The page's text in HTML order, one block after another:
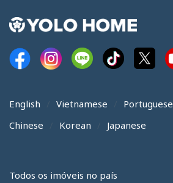
English Vietnamese
Portuguese
Chinese
Korean Japanese
Todos os imóveis no país